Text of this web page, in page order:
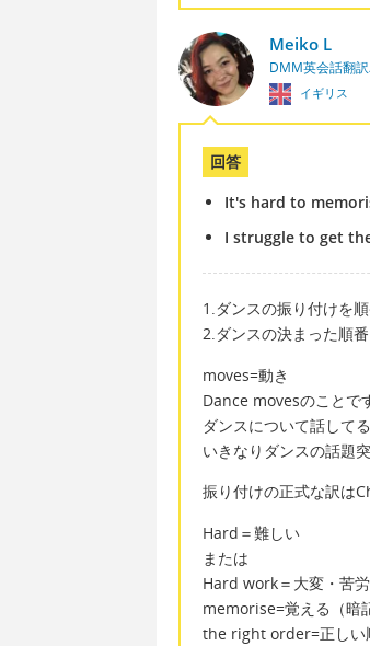
Meiko L
DMM英会話翻
イギリス
回答
It's hard to
I struggle to get
1.ダンスの振り付けを
2.ダンスの決まった順
moves=動き
Dance movesのことで
ダンスについて話して
いきなりダンスの話題
振り付けの正式な訳は
Hard＝難しい
または
Hard work＝大変・苦労
memorise=覚える（暗
the right order=正し